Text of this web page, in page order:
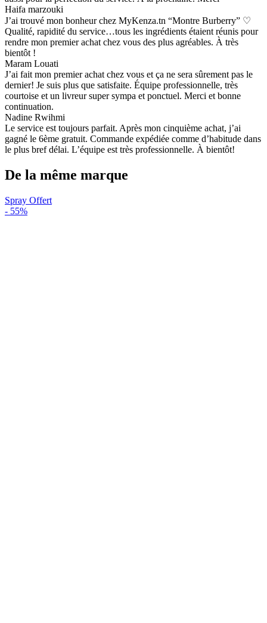
Haifa marzouki
J’ai trouvé mon bonheur chez MyKenza.tn “Montre Burberry” ♡
Qualité, rapidité du service…tous les ingrédients étaient réunis pour
rendre mon premier achat chez vous des plus agréables. À très
bientôt !
Maram Louati
J’ai fait mon premier achat chez vous et ça ne sera sûrement pas le
dernier! Je suis plus que satisfaite. Équipe professionnelle, très
courtoise et un livreur super sympa et ponctuel. Merci et bonne
continuation.
Nadine Rwihmi
Le service est toujours parfait. Après mon cinquième achat, j’ai
gagné le 6ème gratuit. Commande expédiée comme d’habitude dans
le plus bref délai. L’équipe est très professionnelle. À bientôt!
De la même marque
Spray Offert
- 55%